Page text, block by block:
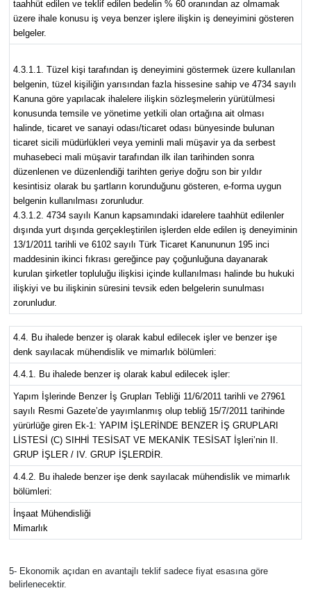
taahhüt edilen ve teklif edilen bedelin % 60 oranından az olmamak
üzere ihale konusu iş veya benzer işlere ilişkin iş deneyimini gösteren
belgeler.
4.3.1.1. Tüzel kişi tarafından iş deneyimini göstermek üzere kullanılan
belgenin, tüzel kişiliğin yarısından fazla hissesine sahip ve 4734 sayılı
Kanuna göre yapılacak ihalelere ilişkin sözleşmelerin yürütülmesi
konusunda temsile ve yönetime yetkili olan ortağına ait olması
halinde, ticaret ve sanayi odası/ticaret odası bünyesinde bulunan
ticaret sicili müdürlükleri veya yeminli mali müşavir ya da serbest
muhasebeci mali müşavir tarafından ilk ilan tarihinden sonra
düzenlenen ve düzenlendiği tarihten geriye doğru son bir yıldır
kesintisiz olarak bu şartların korunduğunu gösteren, e-forma uygun
belgenin kullanılması zorunludur.
4.3.1.2. 4734 sayılı Kanun kapsamındaki idarelere taahhüt edilenler
dışında yurt dışında gerçekleştirilen işlerden elde edilen iş deneyiminin
13/1/2011 tarihli ve 6102 sayılı Türk Ticaret Kanununun 195 inci
maddesinin ikinci fıkrası gereğince pay çoğunluğuna dayanarak
kurulan şirketler topluluğu ilişkisi içinde kullanılması halinde bu hukuki
ilişkiyi ve bu ilişkinin süresini tevsik eden belgelerin sunulması
zorunludur.
4.4. Bu ihalede benzer iş olarak kabul edilecek işler ve benzer işe
denk sayılacak mühendislik ve mimarlık bölümleri:
4.4.1. Bu ihalede benzer iş olarak kabul edilecek işler:
Yapım İşlerinde Benzer İş Grupları Tebliği 11/6/2011 tarihli ve 27961
sayılı Resmi Gazete’de yayımlanmış olup tebliğ 15/7/2011 tarihinde
yürürlüğe giren Ek-1: YAPIM İŞLERİNDE BENZER İŞ GRUPLARI
LİSTESİ (C) SIHHİ TESİSAT VE MEKANİK TESİSAT İşleri’nin II.
GRUP İŞLER / IV. GRUP İŞLERDİR.
4.4.2. Bu ihalede benzer işe denk sayılacak mühendislik ve mimarlık
bölümleri:
İnşaat Mühendisliği
Mimarlık
5- Ekonomik açıdan en avantajlı teklif sadece fiyat esasına göre
belirlenecektir.